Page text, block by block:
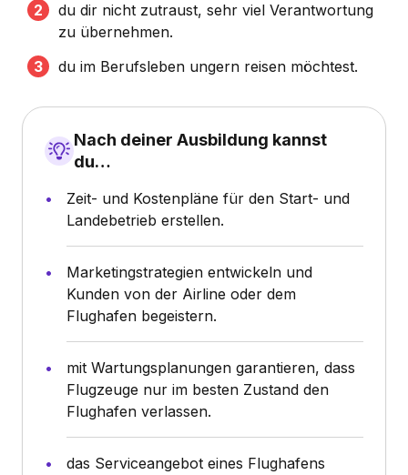
du dir nicht zutraust, sehr viel Verantwortung
zu übernehmen.
du im Berufsleben ungern reisen möchtest.
Nach deiner Ausbildung kannst
du…
Zeit- und Kostenpläne für den Start- und
Landebetrieb erstellen.
Marketingstrategien entwickeln und
Kunden von der Airline oder dem
Flughafen begeistern.
mit Wartungsplanungen garantieren, dass
Flugzeuge nur im besten Zustand den
Flughafen verlassen.
das Serviceangebot eines Flughafens